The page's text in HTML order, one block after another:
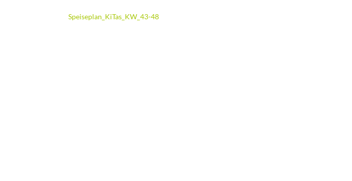
Speiseplan_KiTas_KW_43-48